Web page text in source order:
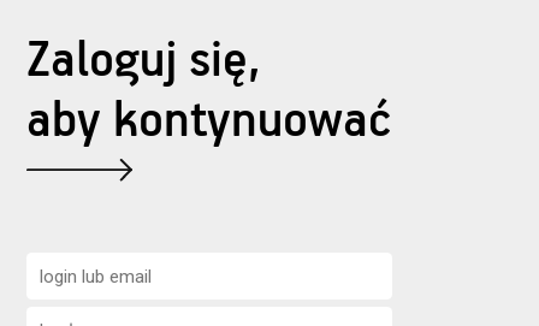
Zaloguj się,
aby kontynuować